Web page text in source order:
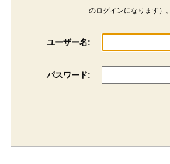
のログインになります）。
ユーザー名:
パスワード: